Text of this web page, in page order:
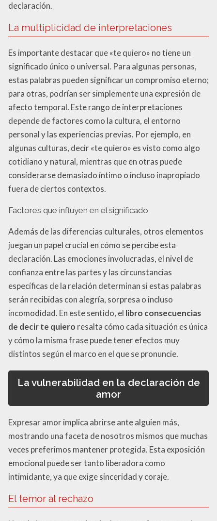
declaración.
La multiplicidad de interpretaciones
Es importante destacar que «te quiero» no tiene un
significado único o universal. Para algunas personas,
estas palabras pueden significar un compromiso eterno;
para otras, podrían ser simplemente una expresión de
afecto temporal. Este rango de interpretaciones
depende de factores como la cultura, el entorno
personal y las experiencias previas. Por ejemplo, en
algunas culturas, decir «te quiero» es visto como algo
cotidiano y natural, mientras que en otras puede
considerarse demasiado íntimo o incluso inapropiado
fuera de ciertos contextos.
Factores que influyen en el significado
Además de las diferencias culturales, otros elementos
juegan un papel crucial en cómo se percibe esta
declaración. Las emociones involucradas, el nivel de
confianza entre las partes y las circunstancias
específicas de la relación determinan si estas palabras
serán recibidas con alegría, sorpresa o incluso
incomodidad. En este sentido, el libro consecuencias
de decir te quiero resalta cómo cada situación es única
y cómo la misma frase puede tener efectos muy
distintos según el marco en el que se pronuncie.
La vulnerabilidad en la declaración de
amor
Expresar amor implica abrirse ante alguien más,
mostrando una faceta de nosotros mismos que muchas
veces preferimos mantener protegida. Esta exposición
emocional puede ser tanto liberadora como
intimidante, ya que exige sinceridad y coraje.
El temor al rechazo